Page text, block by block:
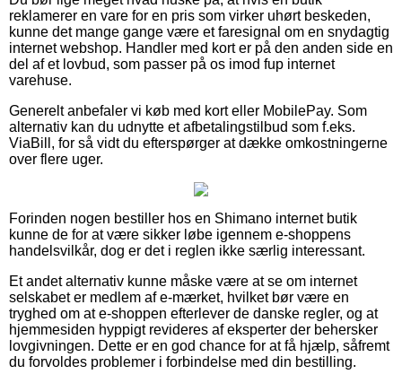
reklamerer en vare for en pris som virker uhørt beskeden,
kunne det mange gange være et faresignal om en snydagtig
internet webshop. Handler med kort er på den anden side en
del af et lovbud, som passer på os imod fup internet
varehuse.
Generelt anbefaler vi køb med kort eller MobilePay. Som
alternativ kan du udnytte et afbetalingstilbud som f.eks.
ViaBill, for så vidt du efterspørger at dække omkostningerne
over flere uger.
Forinden nogen bestiller hos en Shimano internet butik
kunne de for at være sikker løbe igennem e-shoppens
handelsvilkår, dog er det i reglen ikke særlig interessant.
Et andet alternativ kunne måske være at se om internet
selskabet er medlem af e-mærket, hvilket bør være en
tryghed om at e-shoppen efterlever de danske regler, og at
hjemmesiden hyppigt revideres af eksperter der behersker
lovgivningen. Dette er en god chance for at få hjælp, såfremt
du forvoldes problemer i forbindelse med din bestilling.